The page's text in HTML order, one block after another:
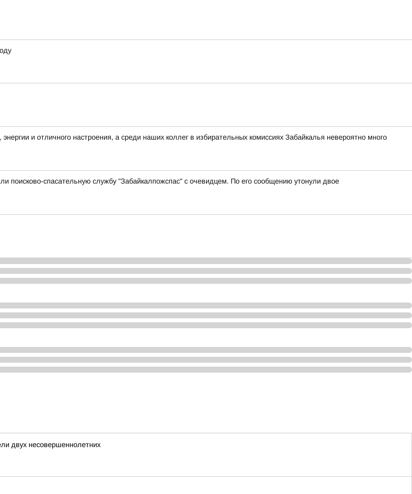
и отличного настроения, а среди наших коллег в избирательных комиссиях Забайкалья невероятно много
поисково-спасательную службу "Забайкалпожспас" с очевидцем. По его сообщению утонули двое
двух несовершеннолетних